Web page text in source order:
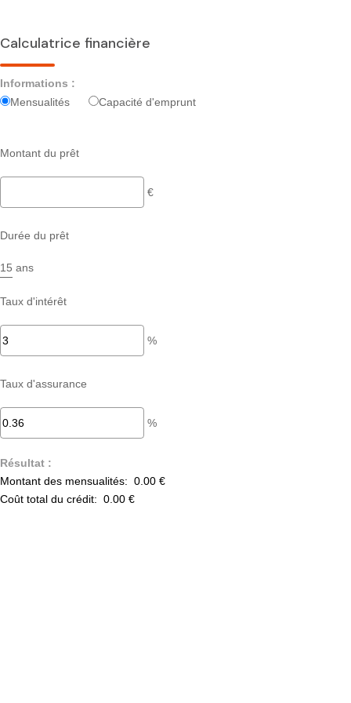
Calculatrice financière
Informations :
Mensualités
Capacité d'emprunt
Montant du prêt
€
Durée du prêt
ans
Taux d'intérêt
%
Taux d'assurance
%
Résultat :
Montant des mensualités: 0.00 €
Coût total du crédit: 0.00 €